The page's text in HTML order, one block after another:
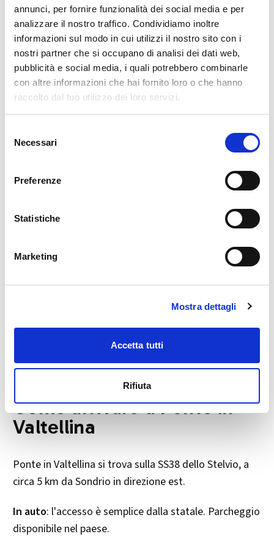
annunci, per fornire funzionalità dei social media e per
analizzare il nostro traffico. Condividiamo inoltre
informazioni sul modo in cui utilizzi il nostro sito con i
nostri partner che si occupano di analisi dei dati web,
pubblicità e social media, i quali potrebbero combinarle
con altre informazioni che hai fornito loro o che hanno
raccolto dal tuo utilizzo dei loro servizi.
delNecessari
Preferenze
Statistiche
Marketing
Mostra dettagli
Accetta tutti
Rifiuta
La chiesa è a tre navate basilicali, con colonne in
granito dai capitelli scolpiti e tetto a capriate lignee
originali. Il presbiterio del 1500 è opera dei fratelli
Rodari di Mareggia.
Il ciborio bronzeo
È uno dei pezzi più straordinari dell'intero edificio.
seguendo le indicazioni di San Carlo Borromeo, è un
biblico, i quattro evangelisti sui lati e il Cristo Risorto
in cima. Un esempio eccellente di arte sacra post-
tridentina.
Le altre opere
Battista da Musso (1501), l'ancona di Giacomo Del
Maino, il pulpito di Baldassarre Heger (1611), gli stalli
corali di Pietro Brasca (1500) e il battistero del 1585.
Come arrivare a Ponte in
Valtellina
Ponte in Valtellina si trova sulla SS38 dello Stelvio, a
circa 5 km da Sondrio in direzione est.
In auto: l'accesso è semplice dalla statale. Parcheggio
disponibile nel paese.